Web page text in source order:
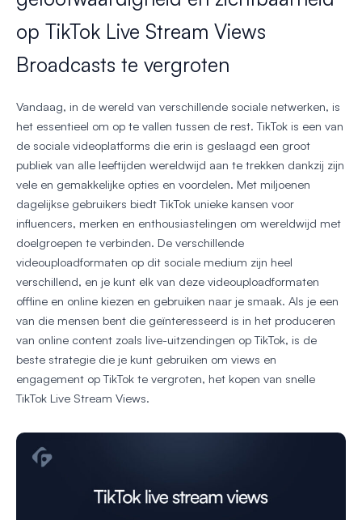
op TikTok Live Stream Views
Broadcasts te vergroten
Vandaag, in de wereld van verschillende sociale netwerken, is
het essentieel om op te vallen tussen de rest. TikTok is een van
de sociale videoplatforms die erin is geslaagd een groot
publiek van alle leeftijden wereldwijd aan te trekken dankzij zijn
vele en gemakkelijke opties en voordelen. Met miljoenen
dagelijkse gebruikers biedt TikTok unieke kansen voor
influencers, merken en enthousiastelingen om wereldwijd met
doelgroepen te verbinden. De verschillende
videouploadformaten op dit sociale medium zijn heel
verschillend, en je kunt elk van deze videouploadformaten
offline en online kiezen en gebruiken naar je smaak. Als je een
van die mensen bent die geïnteresseerd is in het produceren
van online content zoals live-uitzendingen op TikTok, is de
beste strategie die je kunt gebruiken om views en
engagement op TikTok te vergroten, het kopen van snelle
TikTok Live Stream Views.